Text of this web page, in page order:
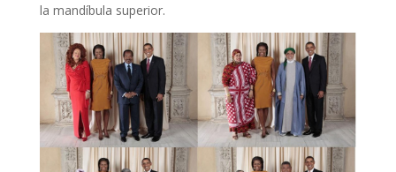
la mandíbula superior.